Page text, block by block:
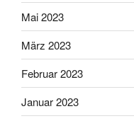
Mai 2023
März 2023
Februar 2023
Januar 2023